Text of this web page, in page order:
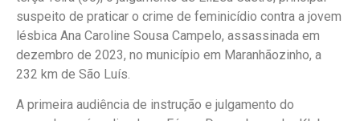
suspeito de praticar o crime de feminicídio contra a jovem
lésbica Ana Caroline Sousa Campelo, assassinada em
dezembro de 2023, no município em Maranhãozinho, a
232 km de São Luís.
A primeira audiência de instrução e julgamento do